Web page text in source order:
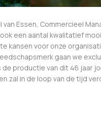
van Essen, Commercieel
een aantal kwalitatief
kansen voor onze
gaan we
de productie van dit 46
zal in de loop van de tijd